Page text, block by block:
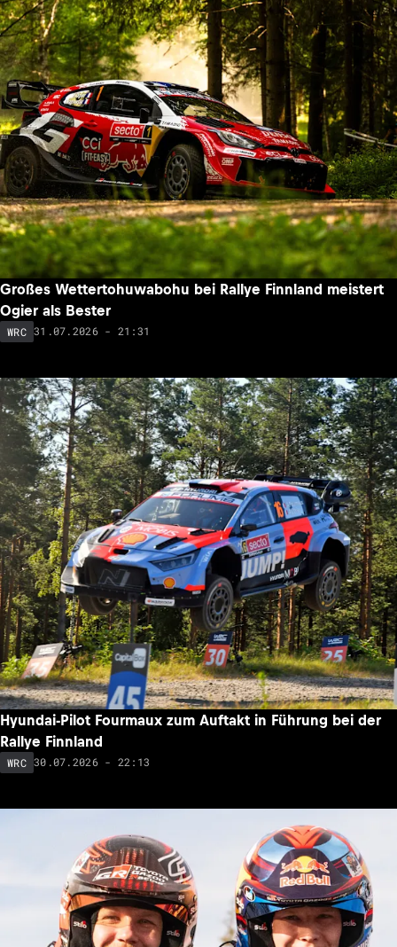
Großes Wettertohuwabohu bei Rallye Finnland meistert
Ogier als Bester
WRC 31.07.2026 - 21:31
Hyundai-Pilot Fourmaux zum Auftakt in Führung bei der
Rallye Finnland
WRC 30.07.2026 - 22:13